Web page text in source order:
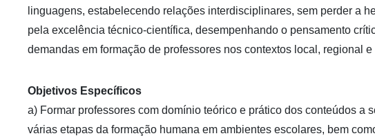
linguagens, estabelecendo relações interdisciplinares, sem perder a
pela excelência técnico-científica, desempenhando o pensamento
demandas em formação de professores nos contextos local, regional
Objetivos Específicos
a) Formar professores com domínio teórico e prático dos conteúdos
várias etapas da formação humana em ambientes escolares, bem